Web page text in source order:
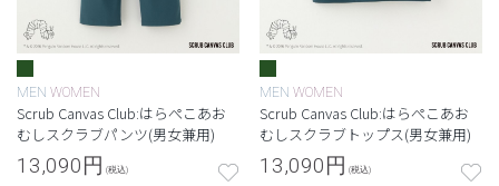
MEN WOMEN
Scrub Canvas Club:はらぺこあお
むしスクラブパンツ(男女兼用)
13,090円 (税込)
MEN WOMEN
Scrub Canvas Club:はらぺこあお
むしスクラブトップス(男女兼用)
13,090円 (税込)